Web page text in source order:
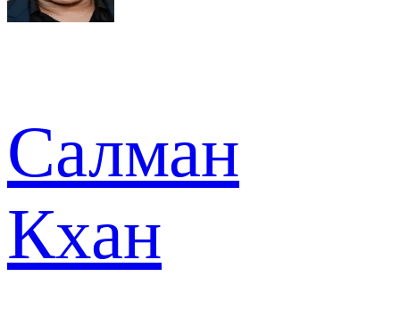
Салман
Кхан